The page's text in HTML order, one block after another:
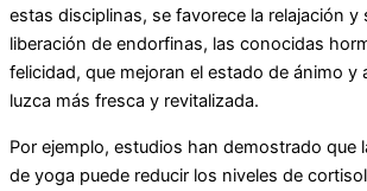
estas disciplinas, se favorece la relajación y
liberación de endorfinas, las conocidas
felicidad, que mejoran el estado de ánimo y
luzca más fresca y revitalizada.
Por ejemplo, estudios han demostrado que
de yoga puede reducir los niveles de